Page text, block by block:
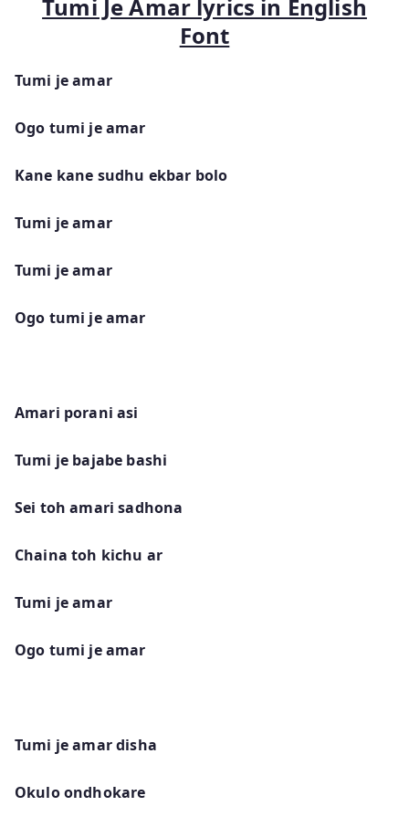
Tumi Je Amar lyrics in English
Font
Tumi je amar
Ogo tumi je amar
Kane kane sudhu ekbar bolo
Tumi je amar
Tumi je amar
Ogo tumi je amar
Amari porani asi
Tumi je bajabe bashi
Sei toh amari sadhona
Chaina toh kichu ar
Tumi je amar
Ogo tumi je amar
Tumi je amar disha
Okulo ondhokare